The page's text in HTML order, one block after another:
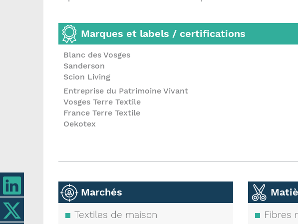
Marques et labels / certifications
Blanc des Vosges
Sanderson
Scion Living
Entreprise du Patrimoine Vivant
Vosges Terre Textile
France Terre Textile
Oekotex
Marchés
Textiles de maison Fibres